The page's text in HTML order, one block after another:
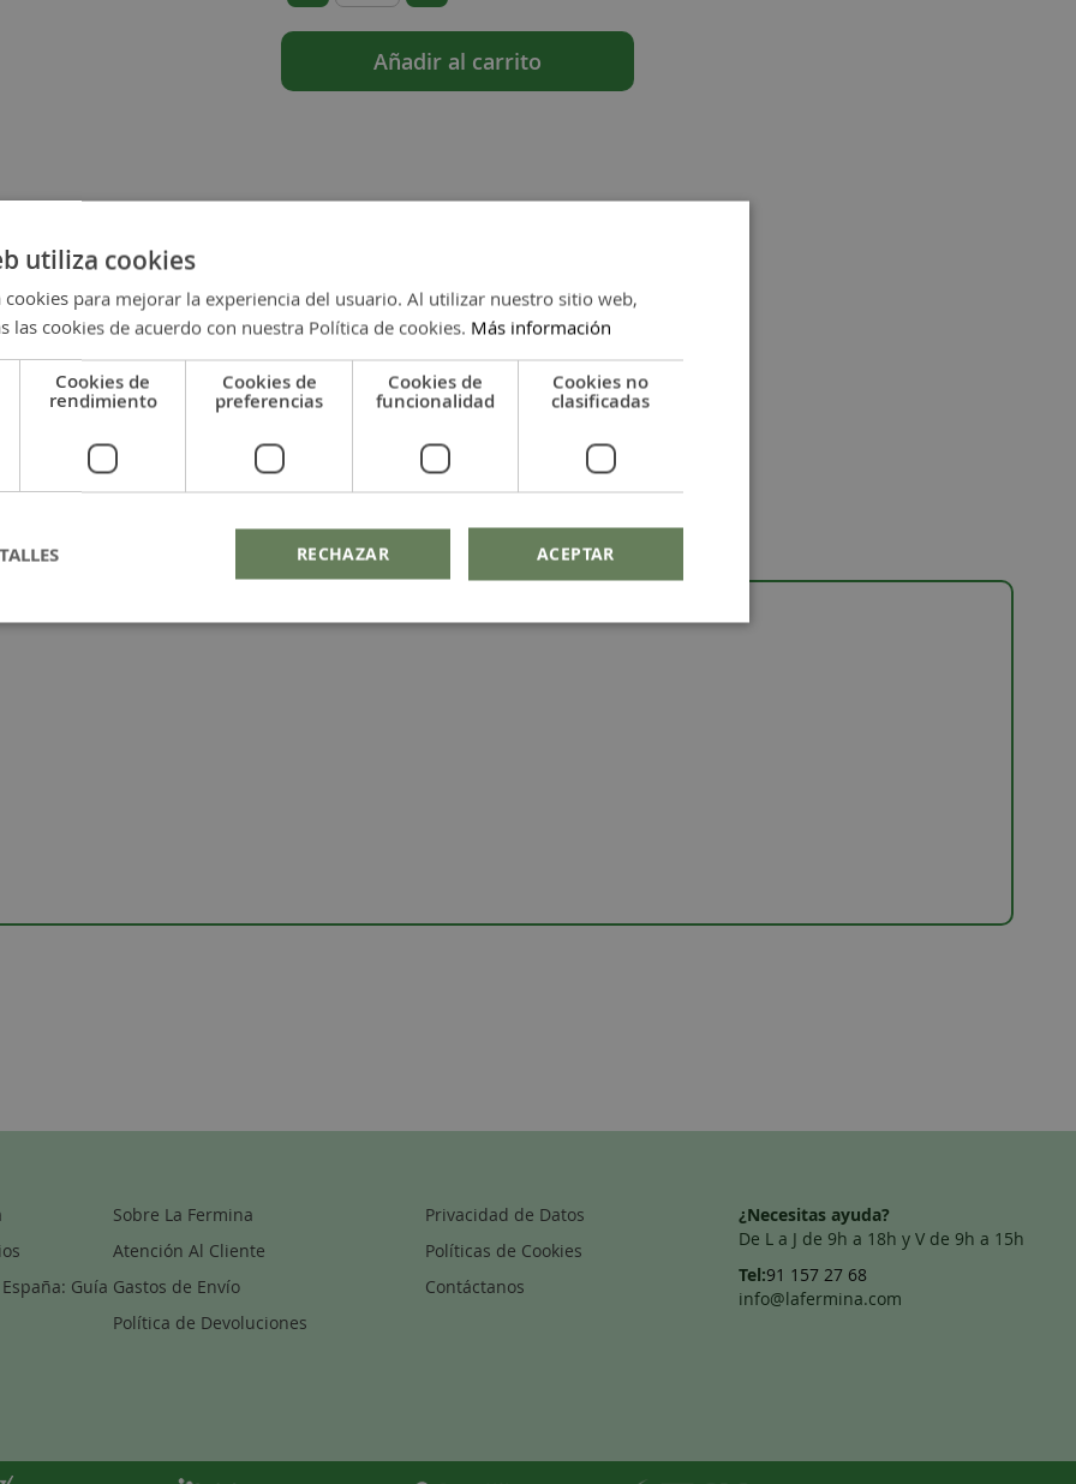
Añadir al carrito
Guía
Sobre La Fermina
Atención Al Cliente
Gastos de Envío
Política de Devoluciones
Privacidad de Datos
Políticas de Cookies
Contáctanos
¿Necesitas ayuda?
De L a J de 9h a 18h y V de 9h a 15h
Tel:91 157 27 68
info@lafermina.com
utiliza cookies
cookies para mejorar la experiencia del usuario. Al utilizar nuestro sitio web,
las cookies de acuerdo con nuestra Política de cookies. Más información
Cookies de
rendimiento
Cookies de
preferencias
Cookies de
funcionalidad
Cookies no
clasificadas
ACEPTAR
RECHAZAR